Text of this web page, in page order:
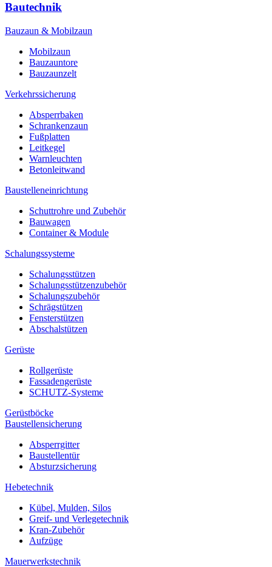
Bautechnik
Bauzaun & Mobilzaun
Mobilzaun
Bauzauntore
Bauzaunzelt
Verkehrssicherung
Absperrbaken
Schrankenzaun
Fußplatten
Leitkegel
Warnleuchten
Betonleitwand
Baustelleneinrichtung
Schuttrohre und Zubehör
Bauwagen
Container & Module
Schalungssysteme
Schalungsstützen
Schalungsstützenzubehör
Schalungszubehör
Schrägstützen
Fensterstützen
Abschalstützen
Gerüste
Rollgerüste
Fassadengerüste
SCHUTZ-Systeme
Gerüstböcke
Baustellensicherung
Absperrgitter
Baustellentür
Absturzsicherung
Hebetechnik
Kübel, Mulden, Silos
Greif- und Verlegetechnik
Kran-Zubehör
Aufzüge
Mauerwerkstechnik